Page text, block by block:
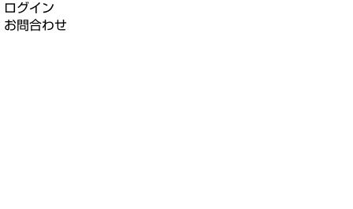
ログイン
お問合わせ